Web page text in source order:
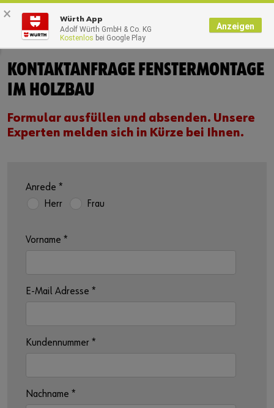
KONTAKTANFRAGE FENSTERMONTAGE
IM HOLZBAU
Formular ausfüllen und absenden. Unsere
Experten melden sich in Kürze bei Ihnen.
Anrede *
Herr
Frau
Vorname *
E-Mail Adresse *
Kundennummer *
Nachname *
× Würth App
Adolf Würth GmbH & Co. KG
Kostenlos bei Google Play
Anzeigen